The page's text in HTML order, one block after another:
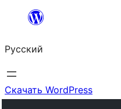
Перейти
содержимому
Русский
Скачать WordPress